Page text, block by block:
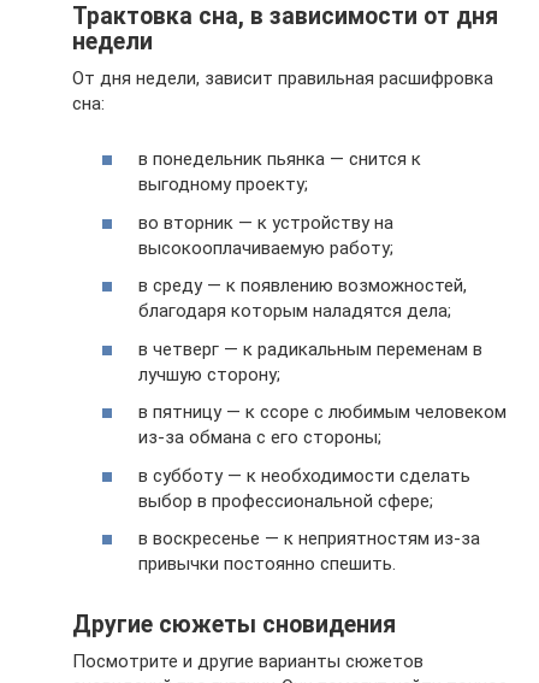
Трактовка сна, в зависимости от дня
недели
От дня недели, зависит правильная расшифровка
сна:
в понедельник пьянка — снится к
выгодному проекту;
во вторник — к устройству на
высокооплачиваемую работу;
в среду — к появлению возможностей,
благодаря которым наладятся дела;
в четверг — к радикальным переменам в
лучшую сторону;
в пятницу — к ссоре с любимым человеком
из-за обмана с его стороны;
в субботу — к необходимости сделать
выбор в профессиональной сфере;
в воскресенье — к неприятностям из-за
привычки постоянно спешить.
Другие сюжеты сновидения
Посмотрите и другие варианты сюжетов